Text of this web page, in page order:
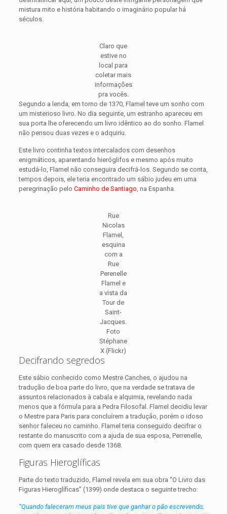
mistura mito e história habitando o imaginário popular há
séculos.
Claro que
estive no
local para
coletar mais
informações
pra vocês.
Segundo a lenda, em torno de 1370, Flamel teve um sonho com
um misterioso livro. No dia seguinte, um estranho apareceu em
sua porta lhe oferecendo um livro idêntico ao do sonho. Flamel
não pensou duas vezes e o adquiriu.
Este livro continha textos intercalados com desenhos
enigmáticos, aparentando hieróglifos e mesmo após muito
estudá-lo, Flamel não conseguira decifrá-los. Segundo se conta,
tempos depois, ele teria encontrado um sábio judeu em uma
peregrinação pelo Caminho de Santiago, na Espanha.
Rue
Nicolas
Flamel,
esquina
com a
Rue
Perenelle
Flamel e
a vista da
Tour de
Saint-
Jacques.
Foto
Stéphane
X (Flickr)
Decifrando segredos
Este sábio conhecido como Mestre Canches, o ajudou na
tradução de boa parte do livro, que na verdade se tratava de
assuntos relacionados à cabala e alquimia, revelando nada
menos que a fórmula para a Pedra Filosofal. Flamel decidiu levar
o Mestre para Paris para concluírem a tradução, porém o idoso
senhor faleceu no caminho. Flamel teria conseguido decifrar o
restante do manuscrito com a ajuda de sua esposa, Perrenelle,
com quem era casado desde 1368.
Figuras Hieroglíficas
Parte do texto traduzido, Flamel revela em sua obra “O Livro das
Figuras Hieroglíficas” (1399) onde destaca o seguinte trecho:
“Quando faleceram meus pais tive que ganhar o pão escrevendo;